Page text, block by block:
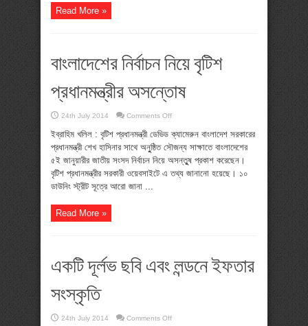
Read More »
বাংলাদেশের নির্বাচন নিয়ে বৃটিশ
প্রধানমন্ত্রীর অসন্তোষ
24th July 2014 Comments Offon
নির্বাচন
নিয়ে
বৃটিশ
অসন্তোষ
ইব্রাহিম খলিল : বৃটিশ প্রধানমন্ত্রী ডেভিড ক্যামেরুন বাংলাদেশ সরকারের
প্রধানমন্ত্রী শেখ হাসিনার সাথে অনুুষ্ঠিত সৌজন্য সাক্ষাতে বাংলাদেশের
৫ই জানুয়ারীর জাতীয় সংসদ নির্বাচন নিয়ে অসন্তুুষ প্রকাশ করেছেন।
বৃটিশ প্রধানমন্ত্রীর সরকারী ওয়েবসাইটে এ তথ্য জানানো হয়েছে। ১০
ডাউনিং স্ট্রীট সূত্রে আরো জানা ...
Read More »
একটি দূর্লভ ছবি এবং লন্ডনে ইফতার
সংস্কৃতি
24th July 2014 Comments Offon